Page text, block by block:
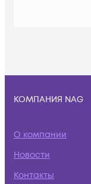
КОМПАНИЯ NAG
О компании
Новости
Контакты